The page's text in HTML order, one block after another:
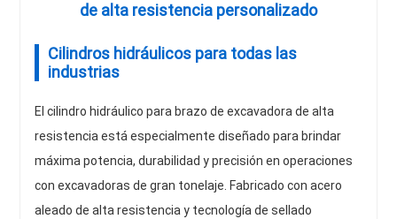
de alta resistencia personalizado
Cilindros hidráulicos para todas las
industrias
El cilindro hidráulico para brazo de excavadora de alta
resistencia está especialmente diseñado para brindar
máxima potencia, durabilidad y precisión en operaciones
con excavadoras de gran tonelaje. Fabricado con acero
aleado de alta resistencia y tecnología de sellado